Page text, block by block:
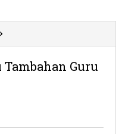
Usulkan
Tambahan
Guru